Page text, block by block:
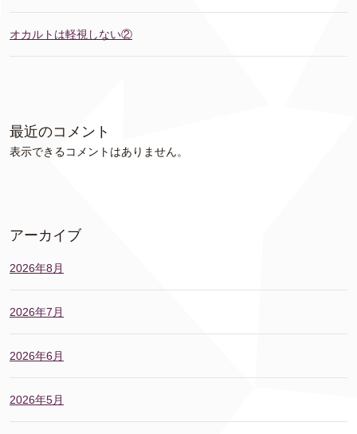
オカルトは軽視しない②
最近のコメント
表示できるコメントはありません。
アーカイブ
2026年8月
2026年7月
2026年6月
2026年5月